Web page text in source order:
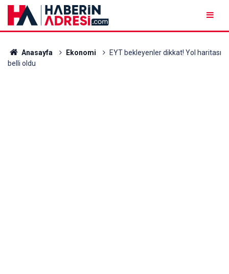
Anasayfa Ekonomi
EYT bekleyenler dikkat! Yol haritası
belli oldu